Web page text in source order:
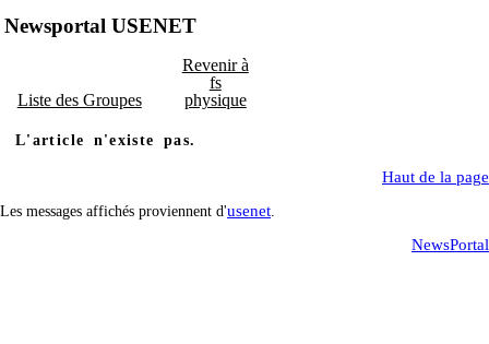
Newsportal USENET
Liste des Groupes
Revenir à
fs
physique
L'article n'existe pas.
Haut de la page
Les messages affichés proviennent d'usenet
NewsPortal